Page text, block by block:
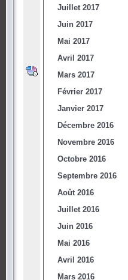
Juillet 2017
Juin 2017
Mai 2017
Avril 2017
Mars 2017
Février 2017
Janvier 2017
Décembre 2016
Novembre 2016
Octobre 2016
Septembre 2016
Août 2016
Juillet 2016
Juin 2016
Mai 2016
Avril 2016
Mars 2016